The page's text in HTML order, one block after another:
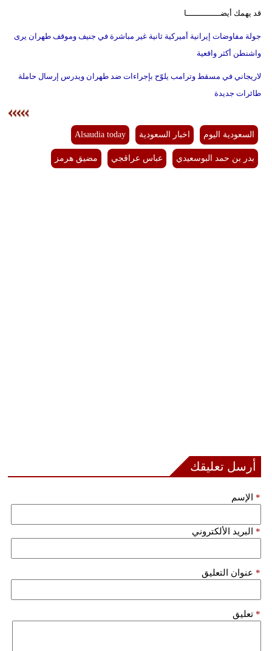
قد يهمك أيضــــــــــــــا
جولة مفاوضات إيرانية أميركية ثانية غير مباشرة في جنيف وموقف طهران يرى
واشنطن أكثر واقعية
لاريجاني في مسقط وترامب يلوّح بإجراءات ضد طهران ويدرس إرسال حاملة
طائرات جديدة
السعودية اليوم اخبار السعودية Alsaudia today
بدر بن حمد البوسعيدي عباس عراقجي مضيق هرمز
أرسل تعليقك
الإسم *
البريد الألكتروني *
عنوان التعليق *
تعليق *